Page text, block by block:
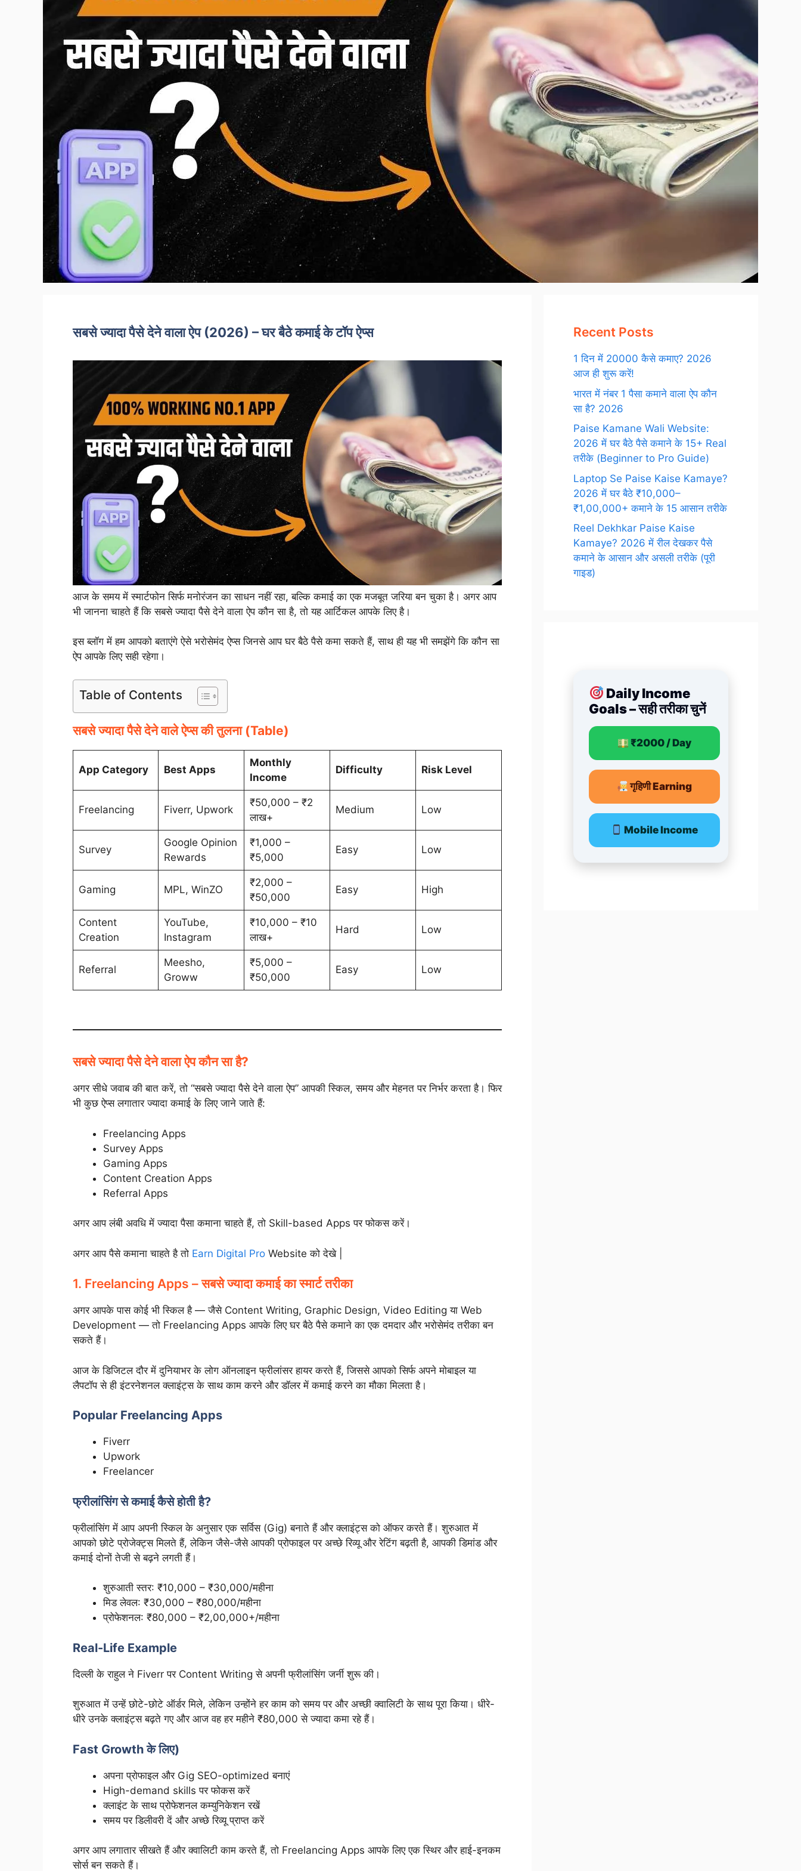
सबसे ज्यादा पैसे देने वाला ऐप (2026) – घर बैठे कमाई के टॉप ऐप्स
आज के समय में स्मार्टफोन सिर्फ मनोरंजन का साधन नहीं रहा, बल्कि कमाई का एक मजबूत जरिया बन चुका है। अगर आप
भी जानना चाहते हैं कि सबसे ज्यादा पैसे देने वाला ऐप कौन सा है, तो यह आर्टिकल आपके लिए है।
इस ब्लॉग में हम आपको बताएंगे ऐसे भरोसेमंद ऐप्स जिनसे आप घर बैठे पैसे कमा सकते हैं, साथ ही यह भी समझेंगे कि कौन सा
ऐप आपके लिए सही रहेगा।
Table of Contents
सबसे ज्यादा पैसे देने वाले ऐप्स की तुलना (Table)
App Category Best Apps
Monthly
Income
Difficulty Risk Level
Freelancing Fiverr, Upwork
₹50,000 – ₹2
लाख+
Medium Low
Survey
Google Opinion
Rewards
₹1,000 –
₹5,000
Easy Low
Gaming MPL, WinZO
₹2,000 –
₹50,000
Easy High
Content
Creation
YouTube,
Instagram
₹10,000 – ₹10
लाख+
Hard Low
Referral
Meesho,
Groww
₹5,000 –
₹50,000
Easy Low
सबसे ज्यादा पैसे देने वाला ऐप कौन सा है?
अगर सीधे जवाब की बात करें, तो “सबसे ज्यादा पैसे देने वाला ऐप” आपकी स्किल, समय और मेहनत पर निर्भर करता है। फिर
भी कुछ ऐप्स लगातार ज्यादा कमाई के लिए जाने जाते हैं:
Freelancing Apps
Survey Apps
Gaming Apps
Content Creation Apps
Referral Apps
अगर आप लंबी अवधि में ज्यादा पैसा कमाना चाहते हैं, तो Skill-based Apps पर फोकस करें।
अगर आप पैसे कमाना चाहते है तो Earn Digital Pro Website को देखे |
1. Freelancing Apps – सबसे ज्यादा कमाई का स्मार्ट तरीका
अगर आपके पास कोई भी स्किल है — जैसे Content Writing, Graphic Design, Video Editing या Web
Development — तो Freelancing Apps आपके लिए घर बैठे पैसे कमाने का एक दमदार और भरोसेमंद तरीका बन
सकते हैं।
आज के डिजिटल दौर में दुनियाभर के लोग ऑनलाइन फ्रीलांसर हायर करते हैं, जिससे आपको सिर्फ अपने मोबाइल या
लैपटॉप से ही इंटरनेशनल क्लाइंट्स के साथ काम करने और डॉलर में कमाई करने का मौका मिलता है।
Popular Freelancing Apps
Fiverr
Upwork
Freelancer
फ्रीलांसिंग से कमाई कैसे होती है?
फ्रीलांसिंग में आप अपनी स्किल के अनुसार एक सर्विस (Gig) बनाते हैं और क्लाइंट्स को ऑफर करते हैं। शुरुआत में
आपको छोटे प्रोजेक्ट्स मिलते हैं, लेकिन जैसे-जैसे आपकी प्रोफाइल पर अच्छे रिव्यू और रेटिंग बढ़ती है, आपकी डिमांड और
कमाई दोनों तेजी से बढ़ने लगती हैं।
शुरुआती स्तर: ₹10,000 – ₹30,000/महीना
मिड लेवल: ₹30,000 – ₹80,000/महीना
प्रोफेशनल: ₹80,000 – ₹2,00,000+/महीना
Real-Life Example
दिल्ली के राहुल ने Fiverr पर Content Writing से अपनी फ्रीलांसिंग जर्नी शुरू की।
शुरुआत में उन्हें छोटे-छोटे ऑर्डर मिले, लेकिन उन्होंने हर काम को समय पर और अच्छी क्वालिटी के साथ पूरा किया। धीरे-
धीरे उनके क्लाइंट्स बढ़ते गए और आज वह हर महीने ₹80,000 से ज्यादा कमा रहे हैं।
Fast Growth के लिए)
अपना प्रोफाइल और Gig SEO-optimized बनाएं
High-demand skills पर फोकस करें
क्लाइंट के साथ प्रोफेशनल कम्युनिकेशन रखें
समय पर डिलीवरी दें और अच्छे रिव्यू प्राप्त करें
अगर आप लगातार सीखते हैं और क्वालिटी काम करते हैं, तो Freelancing Apps आपके लिए एक स्थिर और हाई-इनकम
सोर्स बन सकते हैं।
Recent Posts
1 दिन में 20000 कैसे कमाए? 2026
आज ही शुरू करें!
भारत में नंबर 1 पैसा कमाने वाला ऐप कौन
सा है? 2026
Paise Kamane Wali Website:
2026 में घर बैठे पैसे कमाने के 15+ Real
तरीके (Beginner to Pro Guide)
Laptop Se Paise Kaise Kamaye?
2026 में घर बैठे ₹10,000–
₹1,00,000+ कमाने के 15 आसान तरीके
Reel Dekhkar Paise Kaise
Kamaye? 2026 में रील देखकर पैसे
कमाने के आसान और असली तरीके (पूरी
गाइड)
Daily Income
Goals – सही तरीका चुनें
₹2000 / Day
गृहिणी Earning
Mobile Income